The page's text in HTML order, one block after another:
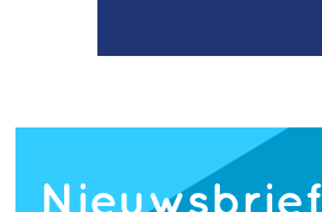
Nieuwsbrief